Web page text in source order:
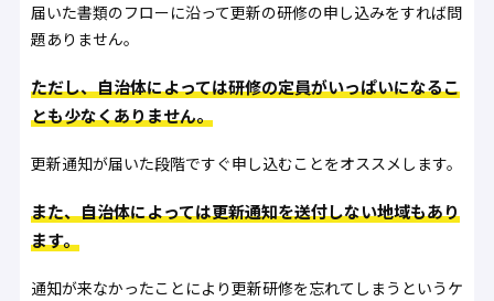
届いた書類のフローに沿って更新の研修の申し込みをすれば問
題ありません。
ただし、自治体によっては研修の定員がいっぱいになるこ
とも少なくありません。
更新通知が届いた段階ですぐ申し込むことをオススメします。
また、自治体によっては更新通知を送付しない地域もあり
ます。
通知が来なかったことにより更新研修を忘れてしまうというケ